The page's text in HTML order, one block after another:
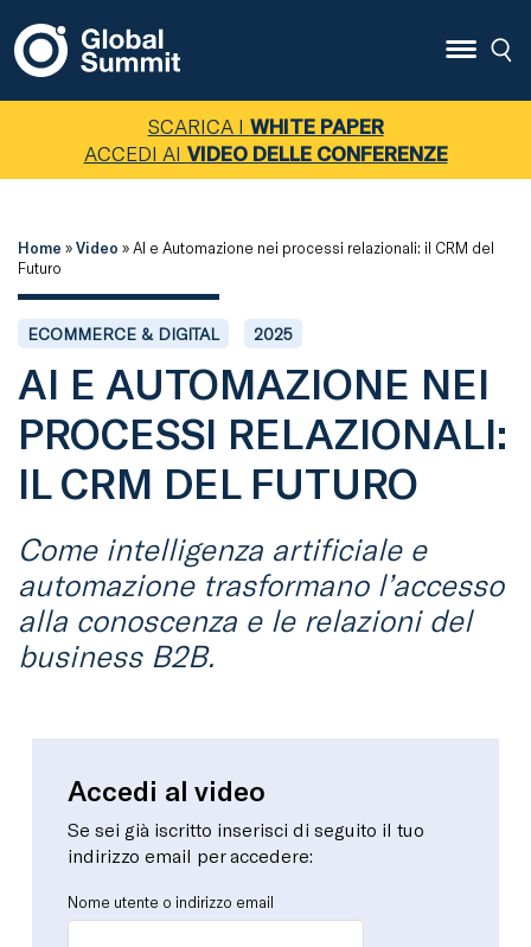
SCARICA I WHITE PAPER
ACCEDI AI VIDEO DELLE CONFERENZE
Home »Video »AI e Automazione nei processi relazionali: il CRM del
Futuro
ECOMMERCE & DIGITAL 2025
AI E AUTOMAZIONE NEI
PROCESSI RELAZIONALI:
IL CRM DEL FUTURO
Come intelligenza artificiale e
automazione trasformano l’accesso
alla conoscenza e le relazioni del
business B2B.
Accedi al video
Se sei già iscritto inserisci di seguito il tuo
indirizzo email per accedere:
Nome utente o indirizzo email